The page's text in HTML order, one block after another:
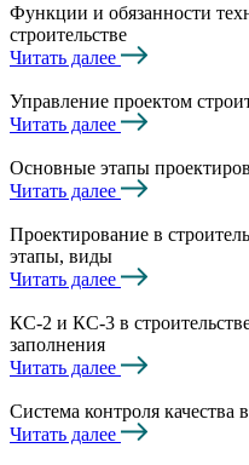
Функции и обязанности
строительстве
Читать далее
Управление проектом
Читать далее
Основные этапы
Читать далее
Проектирование в
этапы, виды
Читать далее
КС-2 и КС-3 в
заполнения
Читать далее
Система контроля качества
Читать далее